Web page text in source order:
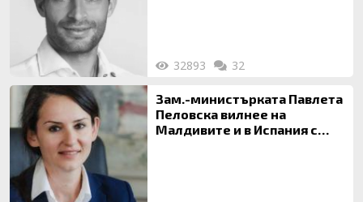
32893 32
Зам.-министърката Павлета
Пеловска вилнее на
Малдивите и в Испания с